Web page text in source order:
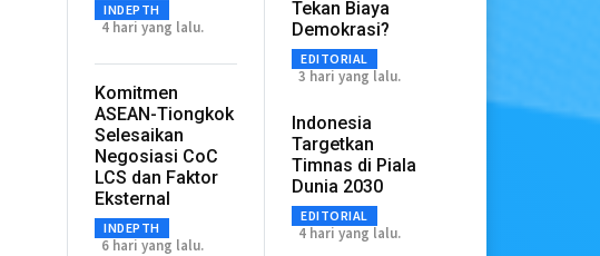
INDEPTH
4 hari yang lalu.
Komitmen
ASEAN-Tiongkok
Selesaikan
Negosiasi CoC
LCS dan Faktor
Eksternal
INDEPTH
6 hari yang lalu.
Tekan Biaya
Demokrasi?
EDITORIAL
3 hari yang lalu.
Indonesia
Targetkan
Timnas di Piala
Dunia 2030
EDITORIAL
4 hari yang lalu.